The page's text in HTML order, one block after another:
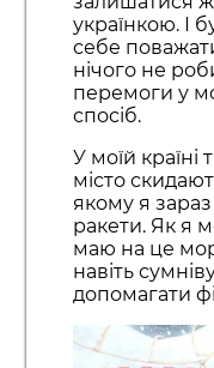
українкою. І
себе
нічого не
перемоги у
спосіб.
У моїй країні
місто
якому я
ракети. Як я
маю на це
навіть
допомагати